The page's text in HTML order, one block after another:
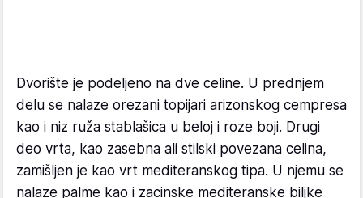
Dvorište je podeljeno na dve celine. U prednjem
delu se nalaze orezani topijari arizonskog cempresa
kao i niz ruža stablašica u beloj i roze boji. Drugi
deo vrta, kao zasebna ali stilski povezana celina,
zamišljen je kao vrt mediteranskog tipa. U njemu se
nalaze palme kao i zacinske mediteranske biljke